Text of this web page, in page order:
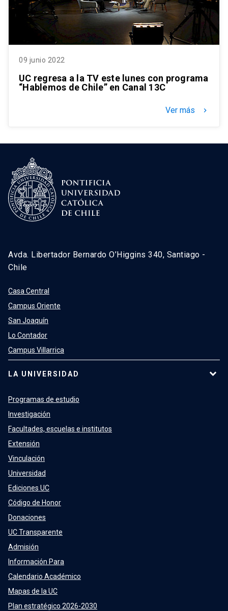
09 junio 2022
UC regresa a la TV este lunes con programa
“Hablemos de Chile” en Canal 13C
Ver más keyboard_arrow_right
Avda. Libertador Bernardo O’Higgins 340, Santiago -
Chile
Casa Central
Campus Oriente
San Joaquín
Lo Contador
Campus Villarrica
LA UNIVERSIDAD
Programas de estudio
Investigación
Facultades, escuelas e institutos
Extensión
Vinculación
Universidad
Ediciones UC
Código de Honor
Donaciones
UC Transparente
Admisión
Información Para
Calendario Académico
Mapas de la UC
Plan estratégico 2026-2030